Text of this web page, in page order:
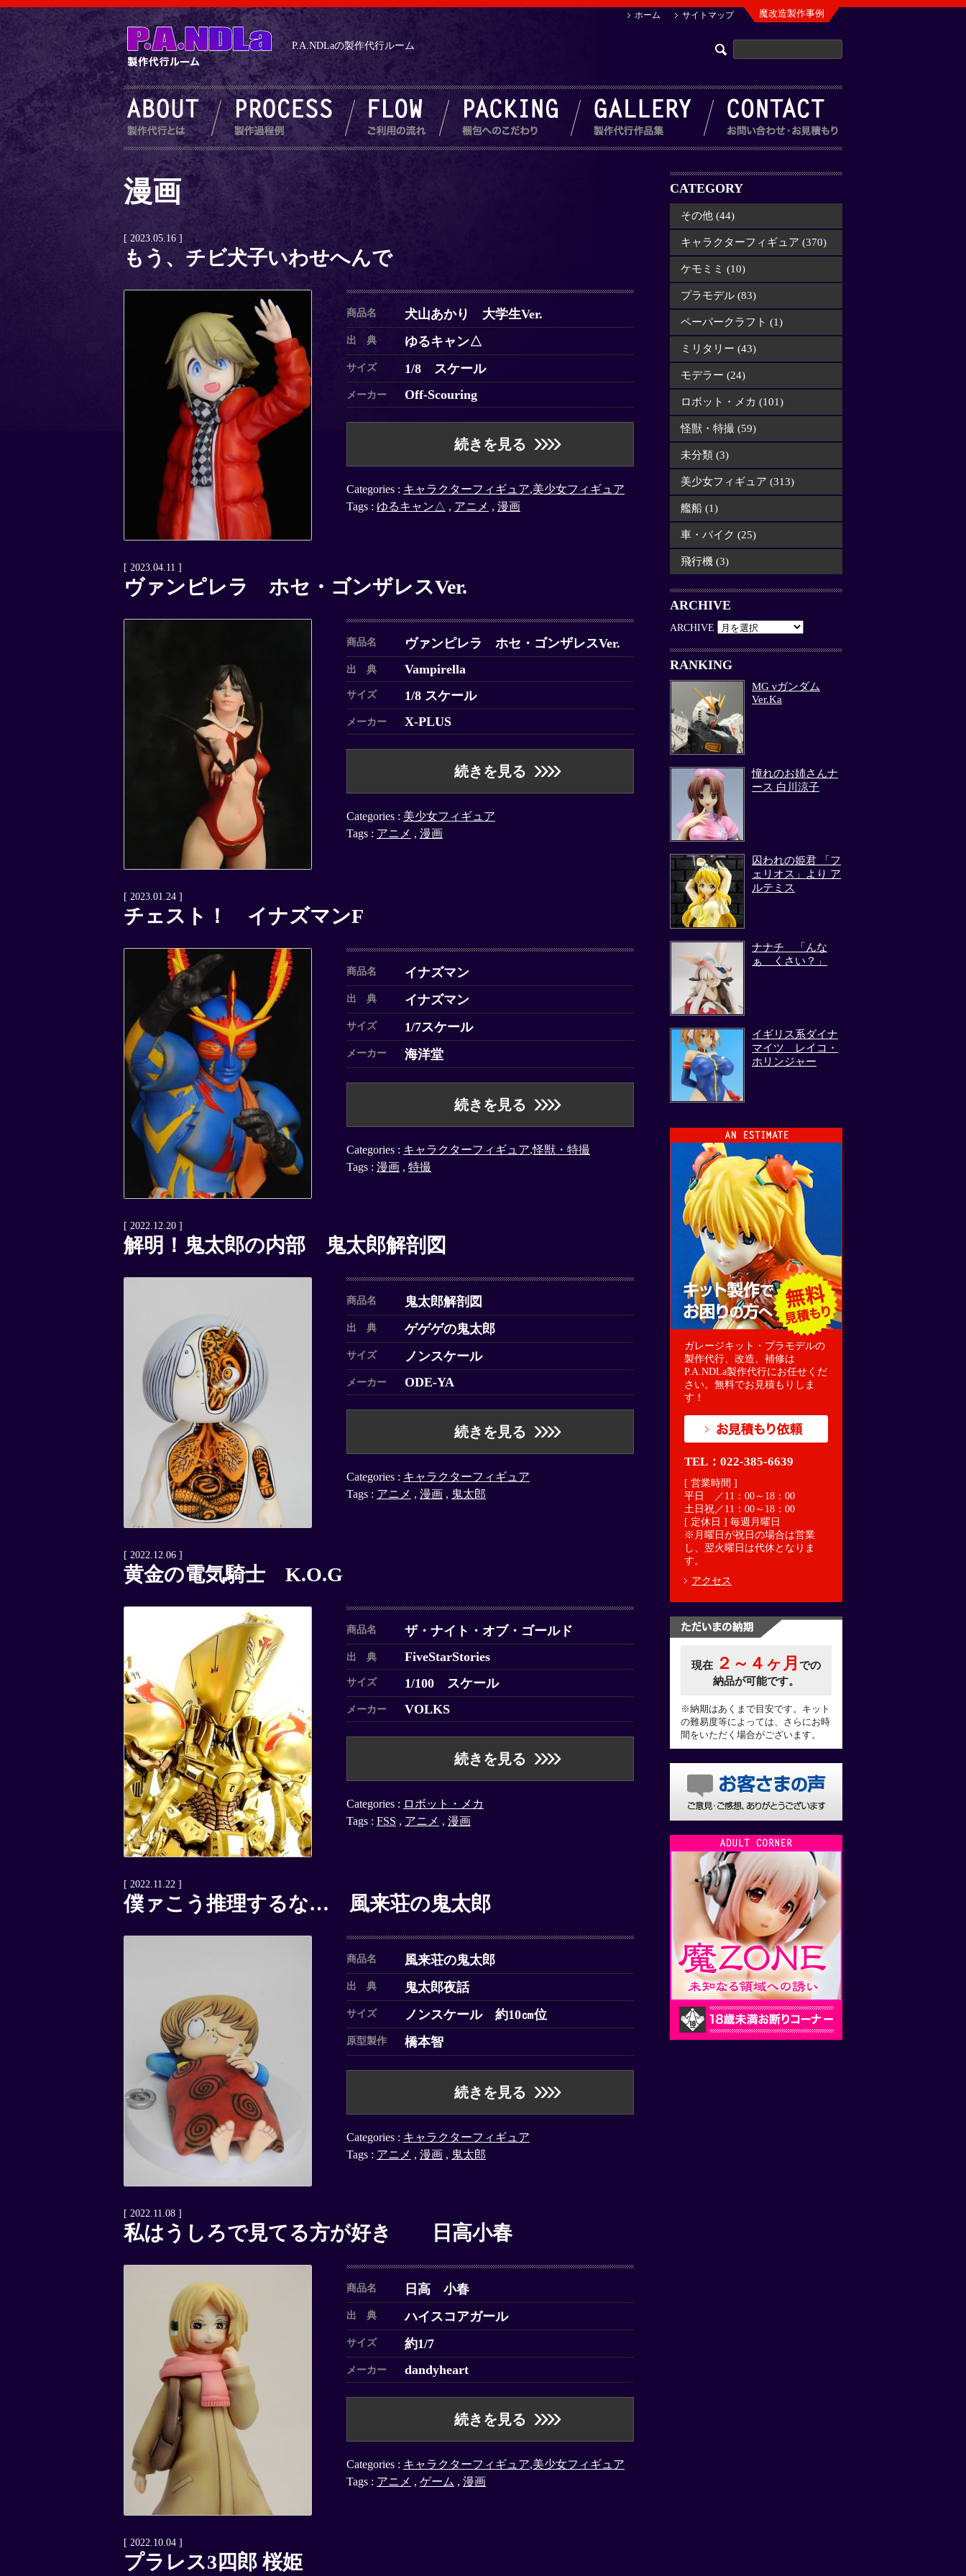
P.A.NDLaの製作代行ルーム
魔改造製作事例
サイトマップ
ホーム
漫画
[ 2023.05.16 ]
もう、チビ犬子いわせへんで
商品名 犬山あかり 大学生Ver.
出 典 ゆるキャン△
サイズ 1/8 スケール
メーカー Off-Scouring
続きを見る
Categories : キャラクターフィギュア,美少女フィギュア
Tags : ゆるキャン△ , アニメ , 漫画
[ 2023.04.11 ]
ヴァンピレラ ホセ・ゴンザレスVer.
商品名 ヴァンピレラ ホセ・ゴンザレスVer.
出 典 Vampirella
サイズ 1/8 スケール
メーカー X-PLUS
続きを見る
Categories : 美少女フィギュア
Tags : アニメ , 漫画
[ 2023.01.24 ]
チェスト！ イナズマンF
商品名 イナズマン
出 典 イナズマン
サイズ 1/7スケール
メーカー 海洋堂
続きを見る
Categories : キャラクターフィギュア,怪獣・特撮
Tags : 漫画 , 特撮
[ 2022.12.20 ]
解明！鬼太郎の内部 鬼太郎解剖図
商品名 鬼太郎解剖図
出 典 ゲゲゲの鬼太郎
サイズ ノンスケール
メーカー ODE-YA
続きを見る
Categories : キャラクターフィギュア
Tags : アニメ , 漫画 , 鬼太郎
[ 2022.12.06 ]
黄金の電気騎士 K.O.G
商品名 ザ・ナイト・オブ・ゴールド
出 典 FiveStarStories
サイズ 1/100 スケール
メーカー VOLKS
続きを見る
Categories : ロボット・メカ
Tags : FSS , アニメ , 漫画
[ 2022.11.22 ]
僕ァこう推理するな… 風来荘の鬼太郎
商品名 風来荘の鬼太郎
出 典 鬼太郎夜話
サイズ ノンスケール 約10㎝位
原型製作 橋本智
続きを見る
Categories : キャラクターフィギュア
Tags : アニメ , 漫画 , 鬼太郎
[ 2022.11.08 ]
私はうしろで見てる方が好き 日高小春
商品名 日高 小春
出 典 ハイスコアガール
サイズ 約1/7
メーカー dandyheart
続きを見る
Categories : キャラクターフィギュア,美少女フィギュア
Tags : アニメ , ゲーム , 漫画
[ 2022.10.04 ]
プラレス3四郎 桜姫
CATEGORY
その他 (44)
キャラクターフィギュア (370)
ケモミミ (10)
プラモデル (83)
ペーパークラフト (1)
ミリタリー (43)
モデラー (24)
ロボット・メカ (101)
怪獣・特撮 (59)
未分類 (3)
美少女フィギュア (313)
艦船 (1)
車・バイク (25)
飛行機 (3)
ARCHIVE
ARCHIVE
RANKING
MG νガンダム
Ver.Ka
憧れのお姉さんナ
ース 白川涼子
囚われの姫君 「フ
ェリオス」より ア
ルテミス
ナナチ 「んな
ぁ くさい？」
イギリス系ダイナ
マイツ レイコ・
ホリンジャー
ガレージキット・プラモデルの
製作代行、改造、補修は
P.A.NDLa製作代行にお任せくだ
さい。無料でお見積もりしま
す！
TEL：022-385-6639
[ 営業時間 ]
平日 ／11：00～18：00
土日祝／11：00～18：00
[ 定休日 ] 毎週月曜日
※月曜日が祝日の場合は営業
し、翌火曜日は代休となりま
す。
アクセス
現在 ２～４ヶ月 での
納品が可能です。
※納期はあくまで目安です。キット
の難易度等によっては、さらにお時
間をいただく場合がございます。